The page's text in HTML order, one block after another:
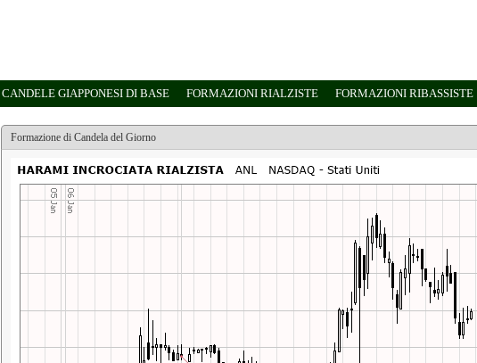
CANDELE GIAPPONESI DI BASE FORMAZIONI RIALZISTE FORMAZIONI RIBASSISTE
Formazione di Candela del Giorno